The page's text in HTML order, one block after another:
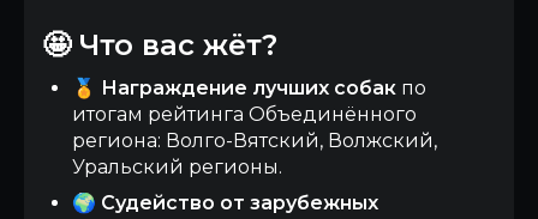
🤩 Что вас жёт?
🏅 Награждение лучших собак по
итогам рейтинга Объединённого
региона: Волго-Вятский, Волжский,
Уральский регионы.
🌍 Судейство от зарубежных